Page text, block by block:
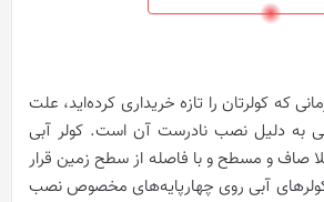
که کولرتان را تازه خریداری کرده‌اید، علت
به‌ دلیل نصب نادرست آن است. کولر آبی
صاف و مسطح و با فاصله از سطح زمین قرار
آبی روی چهارپایه‌های مخصوص نصب